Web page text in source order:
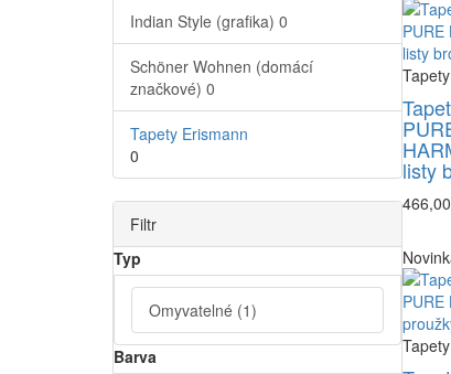
Indian Style (grafika) 0
Schöner Wohnen (domácí
značkové) 0
Tapety Erismann
0
Filtr
Typ
Omyvatelné (1)
Barva
Tapety
listy
Tapety